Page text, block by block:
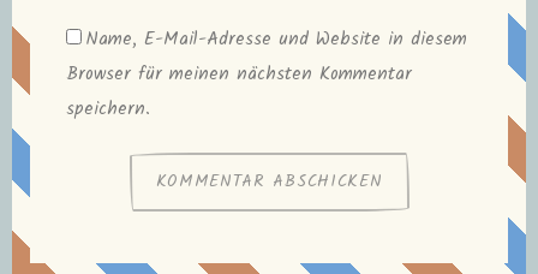
Name, E-Mail-Adresse und Website in diesem
Browser für meinen nächsten Kommentar
speichern.